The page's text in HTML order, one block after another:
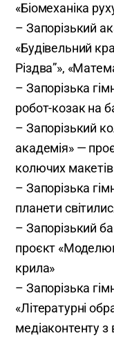
«Біомеханіка
– Запорізький
«Будівельний
Різдва”»,
– Запорізька
робот-козак на
– Запорізький
академія» —
колючих
– Запорізька
планети
– Запорізький
проєкт
крила»
– Запорізька
«Літературні
медіаконтенту